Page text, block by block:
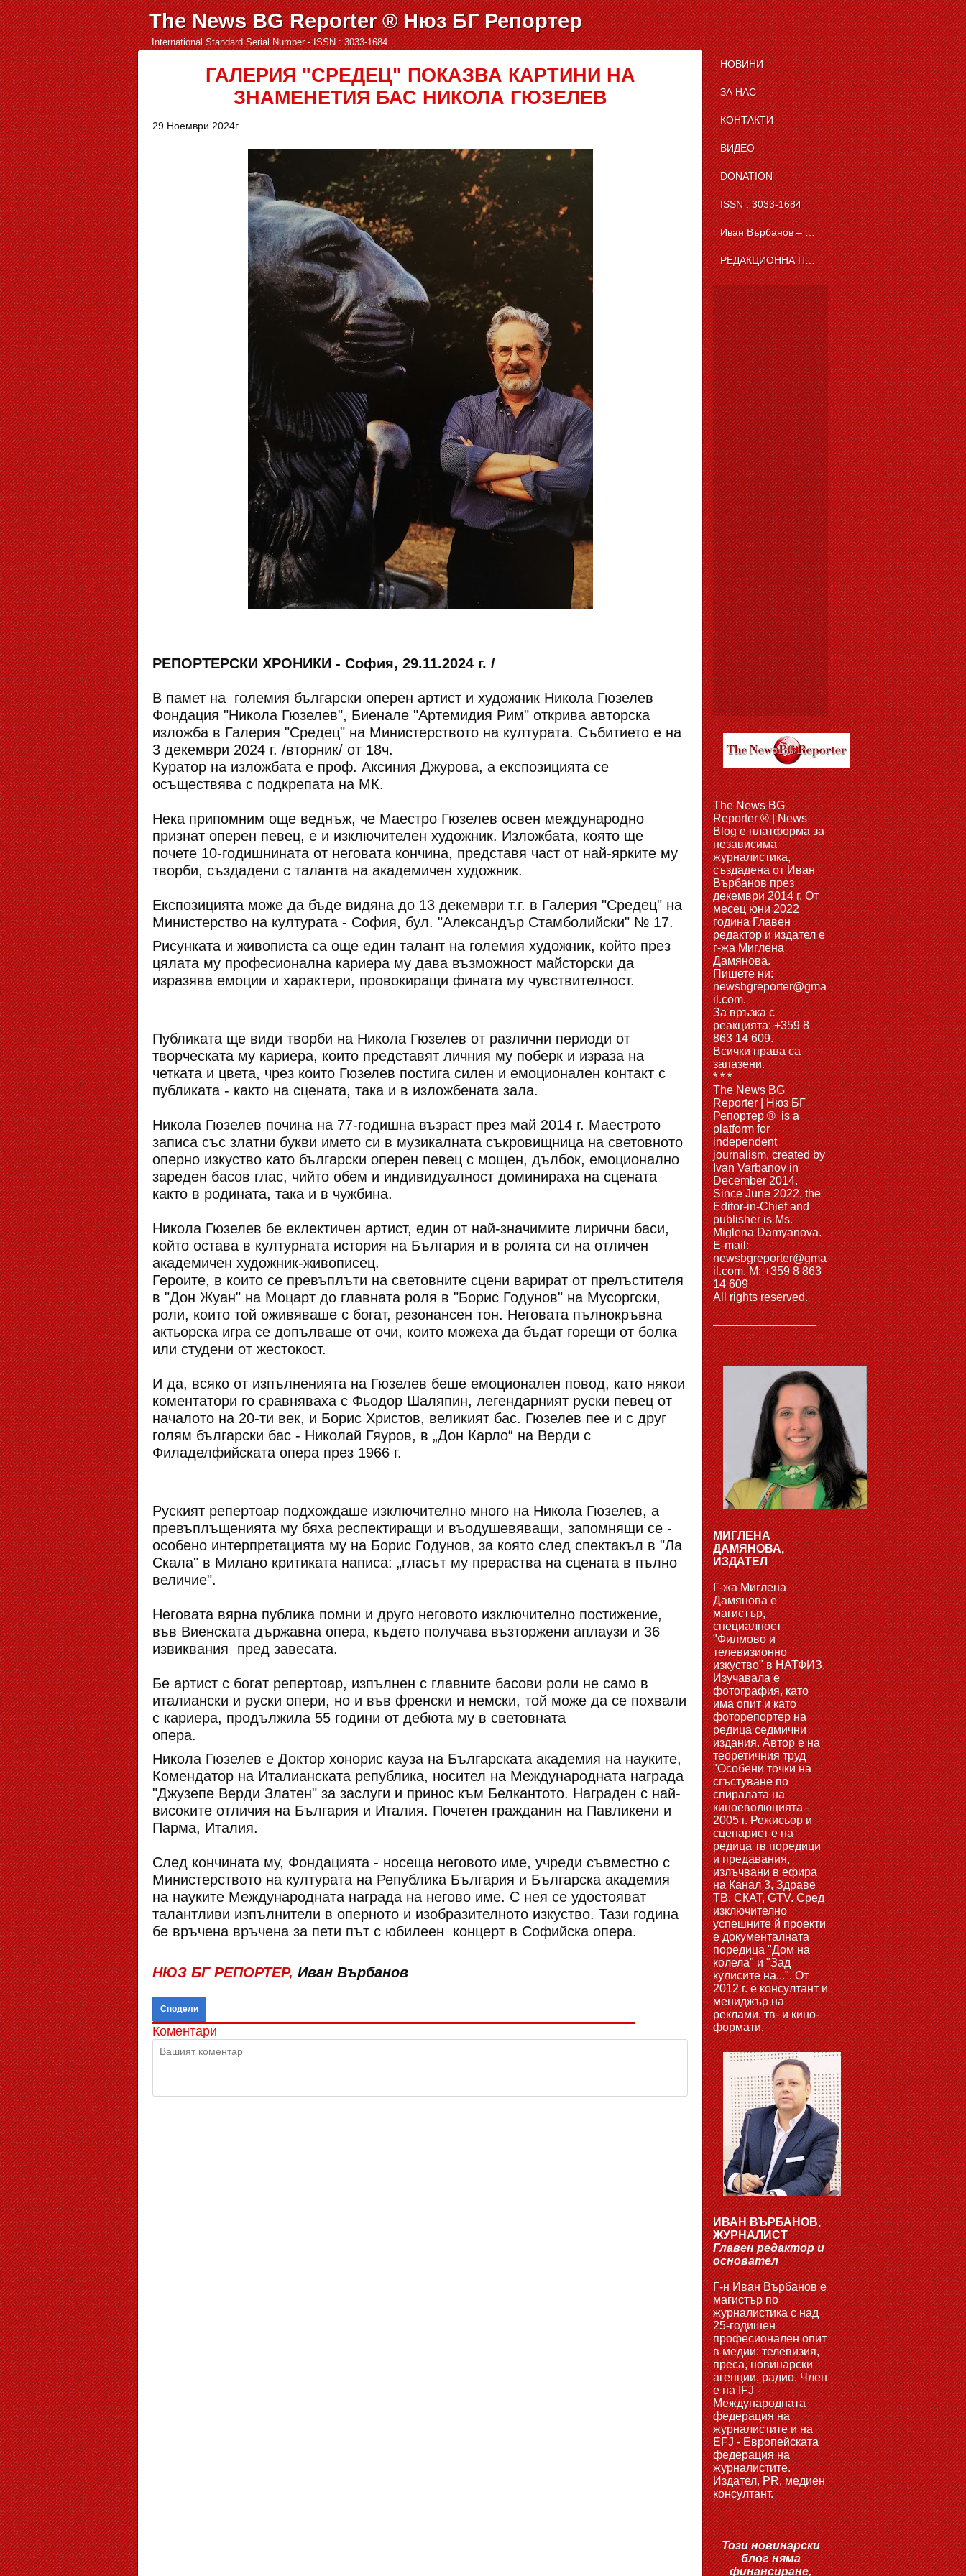
International Standard Serial Number - ISSN : 3033-1684
The News BG Reporter ® Нюз БГ Репортер
ГАЛЕРИЯ "СРЕДЕЦ" ПОКАЗВА КАРТИНИ НА
ЗНАМЕНЕТИЯ БАС НИКОЛА ГЮЗЕЛЕВ
29 Ноември 2024г.
РЕПОРТЕРСКИ ХРОНИКИ - София, 29.11.2024 г. /
В памет на големия български оперен артист и художник Никола Гюзелев
Фондация "Никола Гюзелев", Биенале "Артемидия Рим" открива авторска
изложба в Галерия "Средец" на Министерството на културата. Събитието е на
3 декември 2024 г. /вторник/ от 18ч.
Куратор на изложбата е проф. Аксиния Джурова, а експозицията се
осъществява с подкрепата на МК.
Нека припомним още веднъж, че Маестро Гюзелев освен международно
признат оперен певец, е и изключителен художник. Изложбата, която ще
почете 10-годишнината от неговата кончина, представя част от най-ярките му
творби, създадени с таланта на академичен художник.
Експозицията може да бъде видяна до 13 декември т.г. в Галерия "Средец" на
Министерство на културата - София, бул. "Александър Стамболийски" № 17.
Рисунката и живописта са още един талант на големия художник, който през
цялата му професионална кариера му дава възможност майсторски да
изразява емоции и характери, провокиращи фината му чувствителност.
Публиката ще види творби на Никола Гюзелев от различни периоди от
творческата му кариера, които представят личния му поберк и израза на
четката и цвета, чрез които Гюзелев постига силен и емоционален контакт с
публиката - както на сцената, така и в изложбената зала.
Никола Гюзелев почина на 77-годишна възраст през май 2014 г. Маестрото
записа със златни букви името си в музикалната съкровищница на световното
оперно изкуство като български оперен певец с мощен, дълбок, емоционално
зареден басов глас, чийто обем и индивидуалност доминираха на сцената
както в родината, така и в чужбина.
Никола Гюзелев бе еклектичен артист, един от най-значимите лирични баси,
който остава в културната история на България и в ролята си на отличен
академичен художник-живописец.
Героите, в които се превъплъти на световните сцени варират от прелъстителя
в "Дон Жуан" на Моцарт до главната роля в "Борис Годунов" на Мусоргски,
роли, които той оживяваше с богат, резонансен тон. Неговата пълнокръвна
актьорска игра се допълваше от очи, които можеха да бъдат горещи от болка
или студени от жестокост.
И да, всяко от изпълненията на Гюзелев беше емоционален повод, като някои
коментатори го сравняваха с Фьодор Шаляпин, легендарният руски певец от
началото на 20-ти век, и Борис Христов, великият бас. Гюзелев пее и с друг
голям български бас - Николай Гяуров, в „Дон Карло“ на Верди с
Филаделфийската опера през 1966 г.
Руският репертоар подхождаше изключително много на Никола Гюзелев, а
превъплъщенията му бяха респектиращи и въодушевяващи, запомнящи се -
особено интерпретацията му на Борис Годунов, за която след спектакъл в "Ла
Скала" в Милано критиката написа: „гласът му прераства на сцената в пълно
величие".
Неговата вярна публика помни и друго неговото изключително постижение,
във Виенската държавна опера, където получава възторжени аплаузи и 36
извиквания пред завесата.
Бе артист с богат репертоар, изпълнен с главните басови роли не само в
италиански и руски опери, но и във френски и немски, той може да се похвали
с кариера, продължила 55 години от дебюта му в световната
опера.
Никола Гюзелев е Доктор хонорис кауза на Българската академия на науките,
Комендатор на Италианската република, носител на Международната награда
"Джузепе Верди Златен" за заслуги и принос към Белкантото. Награден с най-
високите отличия на България и Италия. Почетен гражданин на Павликени и
Парма, Италия.
След кончината му, Фондацията - носеща неговото име, учреди съвместно с
Министерството на културата на Република България и Българска академия
на науките Международната награда на негово име. С нея се удостояват
талантливи изпълнители в оперното и изобразителното изкуство. Тази година
бе връчена връчена за пети път с юбилеен концерт в Софийска опера.
НЮЗ БГ РЕПОРТЕР, Иван Върбанов
Сподели
Коментари
НОВИНИ
ЗА НАС
КОНТАКТИ
ВИДЕО
DONATION
ISSN : 3033-1684
Иван Върбанов – журналист | The News BG Reporter
РЕДАКЦИОННА ПОЛИТИКА НА THE NEWS BG REPORTER
The News BG
Reporter ® | News
Blog e платформа за
независима
журналистика,
създадена от Иван
Върбанов през
декември 2014 г. От
месец юни 2022
година Главен
редактор и издател е
г-жа Миглена
Дамянова.
Пишете ни:
newsbgreporter@gma
il.com.
За връзка с
реакцията: +359 8
863 14 609.
Всички права са
запазени.
* * *
The News BG
Reporter | Нюз БГ
Репортер ® is a
platform for
independent
journalism, created by
Ivan Varbanov in
December 2014.
Since June 2022, the
Editor-in-Chief and
publisher is Ms.
Miglena Damyanova.
Е-mail:
newsbgreporter@gma
il.com. M: +359 8 863
14 609
All rights reserved.
МИГЛЕНА
ДАМЯНОВА,
ИЗДАТЕЛ
Г-жа Миглена
Дамянова е
магистър,
специалност
"Филмово и
телевизионно
изкуство" в НАТФИЗ.
Изучавала е
фотография, като
има опит и като
фоторепортер на
редица седмични
издания. Автор е на
теоретичния труд
"Особени точки на
сгъстуване по
спиралата на
киноеволюцията -
2005 г. Режисьор и
сценарист е на
редица тв поредици
и предавания,
излъчвани в ефира
на Канал 3, Здраве
ТВ, СКАТ, GTV. Сред
изключително
успешните й проекти
е документалната
поредица "Дом на
колела" и "Зад
кулисите на...". От
2012 г. е консултант и
мениджър на
реклами, тв- и кино-
формати.
ИВАН ВЪРБАНОВ,
ЖУРНАЛИСТ
Главен редактор и
основател
Г-н Иван Върбанов е
магистър по
журналистика с над
25-годишен
професионален опит
в медии: телевизия,
преса, новинарски
агенции, радио. Член
е на IFJ -
Международната
федерация на
журналистите и на
EFJ - Европейската
федерация на
журналистите.
Издател, PR, медиен
консултант.
Този новинарски
блог няма
финансиране,